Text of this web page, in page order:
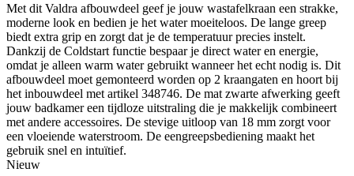
Met dit Valdra afbouwdeel geef je jouw wastafelkraan een strakke,
moderne look en bedien je het water moeiteloos. De lange greep
biedt extra grip en zorgt dat je de temperatuur precies instelt.
Dankzij de Coldstart functie bespaar je direct water en energie,
omdat je alleen warm water gebruikt wanneer het echt nodig is. Dit
afbouwdeel moet gemonteerd worden op 2 kraangaten en hoort bij
het inbouwdeel met artikel 348746. De mat zwarte afwerking geeft
jouw badkamer een tijdloze uitstraling die je makkelijk combineert
met andere accessoires. De stevige uitloop van 18 mm zorgt voor
een vloeiende waterstroom. De eengreepsbediening maakt het
gebruik snel en intuïtief.
Nieuw